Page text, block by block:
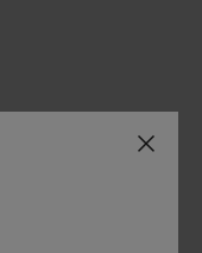
nylon riciclato